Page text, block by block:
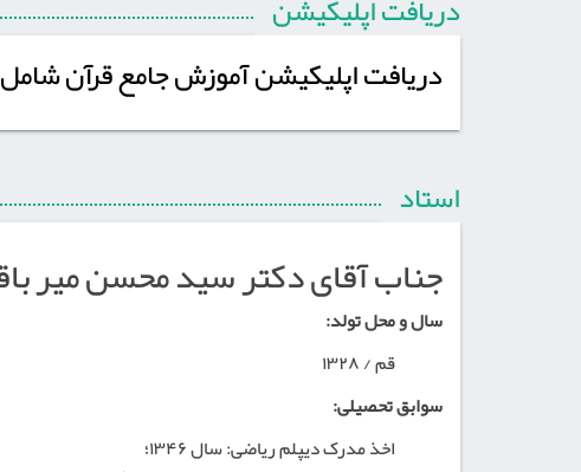
دریافت اپلیکیشن
دریافت اپلیکیشن آموزش جامع قرآن شامل
استاد
جناب آقای دکتر سید محسن
سال و محل تولد:
قم / ۱۳۲۸
سوابق تحصیلی:
اخذ مدرک دیپلم ریاضی: سال ۱۳۴۶؛